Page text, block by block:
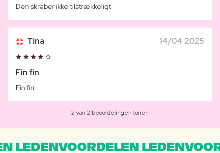
Den skraber ikke tilstrækkeligt
Tina 14/04 2025
Fin fin
Fin fin
2 van 2 beoordelingen tonen
LEDENVOORDELEN